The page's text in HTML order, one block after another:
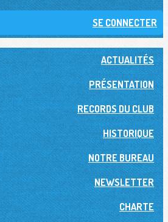
SE CONNECTER
ACTUALITÉS
PRÉSENTATION
RECORDS DU CLUB
HISTORIQUE
NOTRE BUREAU
NEWSLETTER
CHARTE